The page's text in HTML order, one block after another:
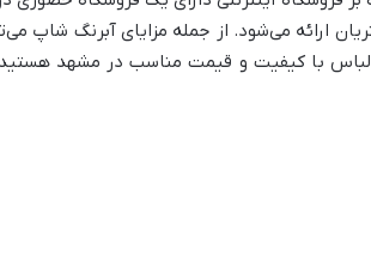
ارائه می‌شود. از جمله مزایای آبرنگ شاپ
لباس با کیفیت و قیمت مناسب در مشهد